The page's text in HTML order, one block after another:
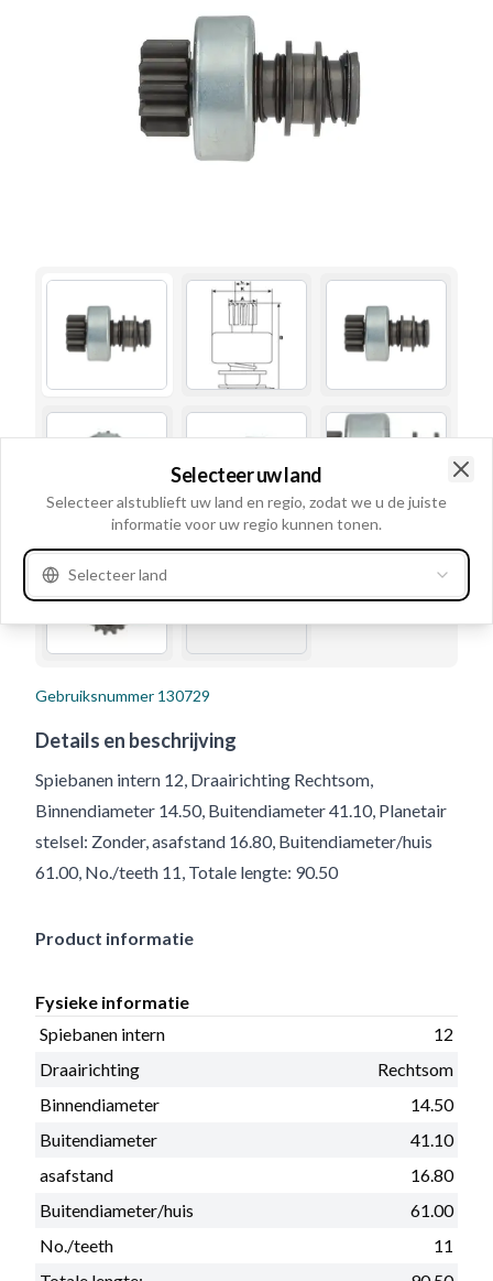
Gebruiksnummer 130729
Details en beschrijving
Spiebanen intern 12, Draairichting Rechtsom,
Binnendiameter 14.50, Buitendiameter 41.10, Planetair
stelsel: Zonder, asafstand 16.80, Buitendiameter/huis
61.00, No./teeth 11, Totale lengte: 90.50
Product informatie
Fysieke informatie
Spiebanen intern
12
Draairichting
Rechtsom
Binnendiameter
14.50
Buitendiameter
41.10
asafstand
16.80
Buitendiameter/huis
61.00
No./teeth
11
Selecteer uw land
Selecteer alstublieft uw land en regio, zodat we u de juiste
informatie voor uw regio kunnen tonen.
Selecteer land